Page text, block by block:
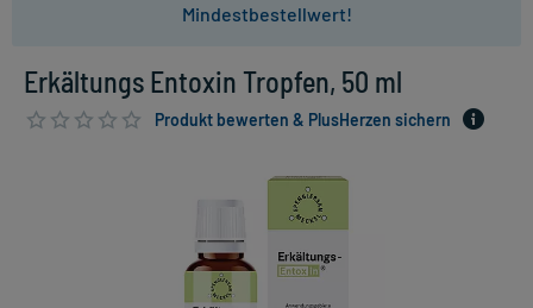
Mindestbestellwert!
Erkältungs Entoxin Tropfen, 50 ml
Produkt bewerten & PlusHerzen sichern